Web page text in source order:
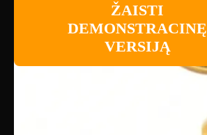
ŽAISTI
DEMONSTRACINĘ
VERSIJĄ